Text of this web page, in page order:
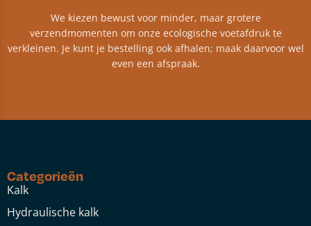
We kiezen bewust voor minder, maar grotere
verzendmomenten om onze ecologische voetafdruk te
verkleinen. Je kunt je bestelling ook afhalen; maak daarvoor wel
even een afspraak.
Categorieën
Kalk
Hydraulische kalk